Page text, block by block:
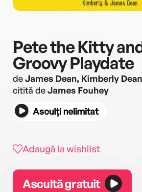
Pete the Kitty
Groovy Playdate
deJames Dean, Kimberly Dean
citită deJames Fouhey
Asculți nelimitat
Adaugă la wishlist
Ascultă gratuit